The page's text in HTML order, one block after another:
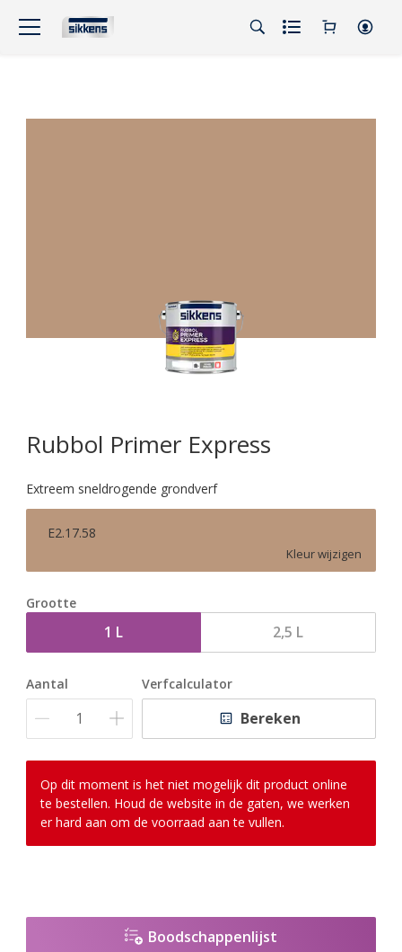
Rubbol Primer Express
Extreem sneldrogende grondverf
E2.17.58
Kleur wijzigen
Grootte
1 L 2,5 L
Aantal Verfcalculator
Bereken
Op dit moment is het niet mogelijk dit product online
te bestellen. Houd de website in de gaten, we werken
er hard aan om de voorraad aan te vullen.
Boodschappenlijst